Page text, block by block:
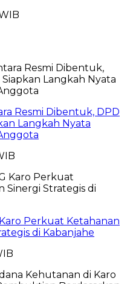
Resmi Dibentuk, DPD
Langkah Nyata
Perkuat Ketahanan
di Kabanjahe